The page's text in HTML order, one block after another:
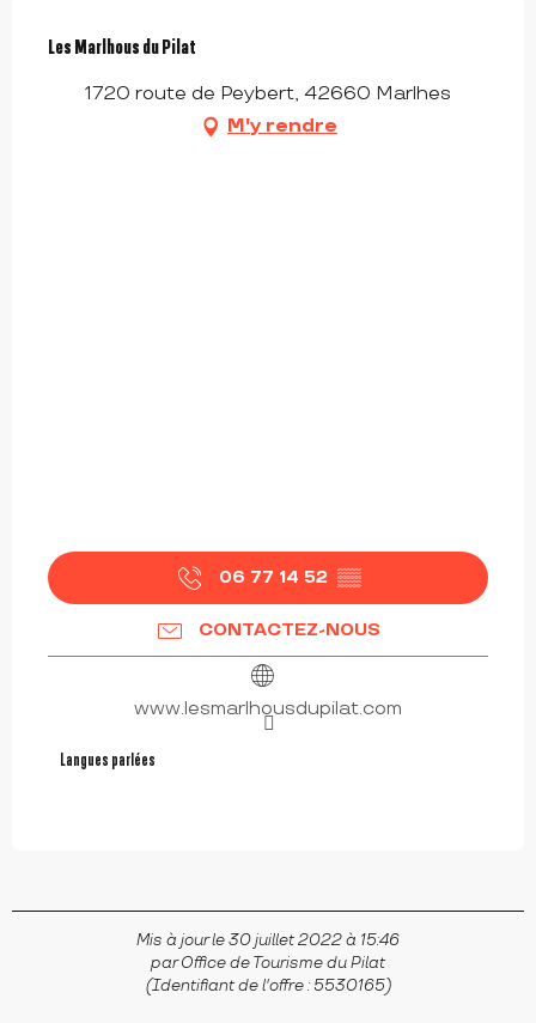
Les Marlhous du Pilat
1720 route de Peybert, 42660 Marlhes
M'y rendre
06 77 14 52 ▒▒
CONTACTEZ-NOUS
www.lesmarlhousdupilat.com
Langues parlées
Langues parlées
Mis à jour le 30 juillet 2022 à 15:46
par Office de Tourisme du Pilat
(Identifiant de l'offre : 5530165)